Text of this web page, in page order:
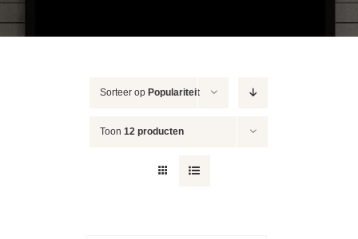
Sorteer opPopulariteit
Toon12 producten